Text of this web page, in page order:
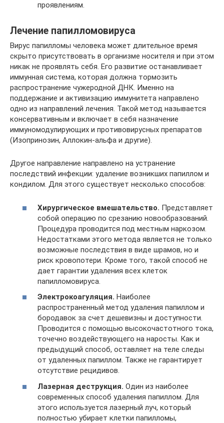
проявлениям.
Лечение папилломовируса
Вирус папилломы человека может длительное время
скрыто присутствовать в организме носителя и при этом
никак не проявлять себя. Его развитие останавливает
иммунная система, которая должна тормозить
распространение чужеродной ДНК. Именно на
поддержание и активизацию иммунитета направлено
одно из направлений лечения. Такой метод называется
консервативным и включает в себя назначение
иммуномодулирующих и противовирусных препаратов
(Изопринозин, Аллокин-альфа и другие).
Другое направление направлено на устранение
последствий инфекции: удаление возникших папиллом и
кондилом. Для этого существует несколько способов:
Хирургическое вмешательство. Представляет
собой операцию по срезанию новообразований.
Процедура проводится под местным наркозом.
Недостатками этого метода является не только
возможные последствия в виде шрамов, но и
риск кровопотери. Кроме того, такой способ не
дает гарантии удаления всех клеток
папилломовируса.
Электрокоагуляция. Наиболее
распространенный метод удаления папиллом и
бородавок за счет дешевизны и доступности.
Проводится с помощью высокочастотного тока,
точечно воздействующего на наросты. Как и
предыдущий способ, оставляет на теле следы
от удаленных папиллом. Также не гарантирует
отсутствие рецидивов.
Лазерная деструкция. Один из наиболее
современных способ удаления папиллом. Для
этого используется лазерный луч, который
полностью убирает клетки папилломы,